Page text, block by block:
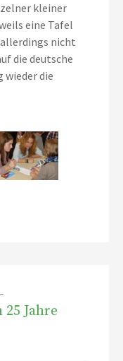
kleiner
eine Tafel
allerdings nicht
die deutsche
wieder die
Jahre